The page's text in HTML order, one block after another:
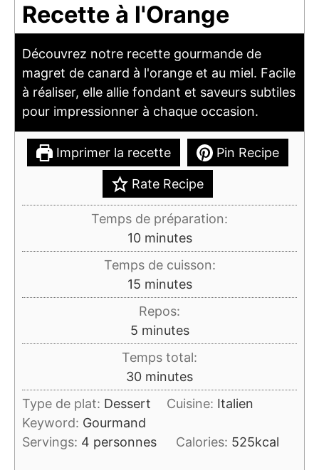
Recette à l'Orange
Découvrez notre recette gourmande de
magret de canard à l'orange et au miel. Facile
à réaliser, elle allie fondant et saveurs subtiles
pour impressionner à chaque occasion.
Imprimer la recette Pin Recipe
Rate Recipe
Temps de préparation:
10minutes
minutes
Temps de cuisson:
15minutes
minutes
Repos:
5minutes
minutes
Temps total:
30minutes
minutes
Type de plat: Dessert Cuisine: Italien
Keyword: Gourmand
Servings: 4 personnes Calories: 525kcal